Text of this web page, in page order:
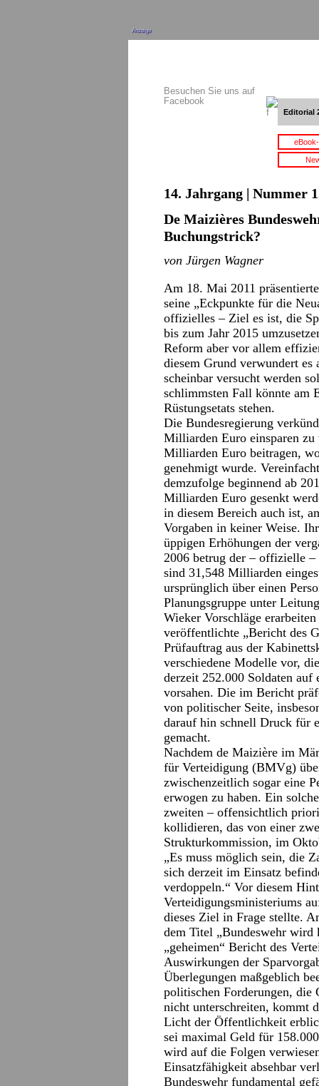
Anzeige
Besuchen Sie uns auf
Facebook
Editorial
14. Jahrgang | Nummer
De Maizières
Buchungstrick?
von Jürgen Wagner
Am 18. Mai 2011
seine „Eckpunkte für die
offizielles – Ziel es ist, die
bis zum Jahr 2015
Reform aber vor allem
diesem Grund verwundert es
scheinbar versucht werden
schlimmsten Fall könnte am
Rüstungsetats stehen.
Die Bundesregierung
Milliarden Euro einsparen
Milliarden Euro beitragen,
genehmigt wurde.
demzufolge beginnend ab
Milliarden Euro gesenkt
in diesem Bereich auch ist,
Vorgaben in keiner Weise.
üppigen Erhöhungen der
2006 betrug der – offizielle
sind 31,548 Milliarden
ursprünglich über einen
Planungsgruppe unter
Wieker Vorschläge
veröffentlichte „Bericht des
Prüfauftrag aus der
verschiedene Modelle vor,
derzeit 252.000 Soldaten
vorsahen. Die im Bericht
von politischer Seite,
darauf hin schnell Druck für
gemacht.
Nachdem de Maizière im
für Verteidigung (BMVg)
zwischenzeitlich sogar eine
erwogen zu haben. Ein
zweiten – offensichtlich
kollidieren, das von einer
Strukturkommission, im
„Es muss möglich sein, die
sich derzeit im Einsatz
verdoppeln.“ Vor diesem
Verteidigungsministeriums
dieses Ziel in Frage stellte.
dem Titel „Bundeswehr wird
„geheimen“ Bericht des
Auswirkungen der
Überlegungen maßgeblich
politischen Forderungen, die
nicht unterschreiten, kommt
Licht der Öffentlichkeit
sei maximal Geld für
wird auf die Folgen
Einsatzfähigkeit absehbar
Bundeswehr fundamental